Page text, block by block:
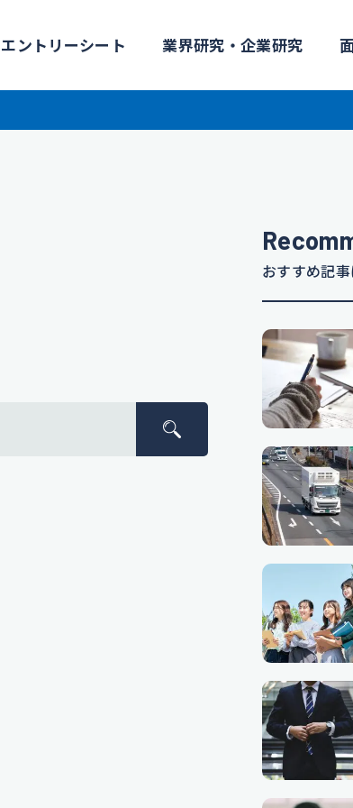
エントリーシート 業界研究・企業研究
おすすめ記